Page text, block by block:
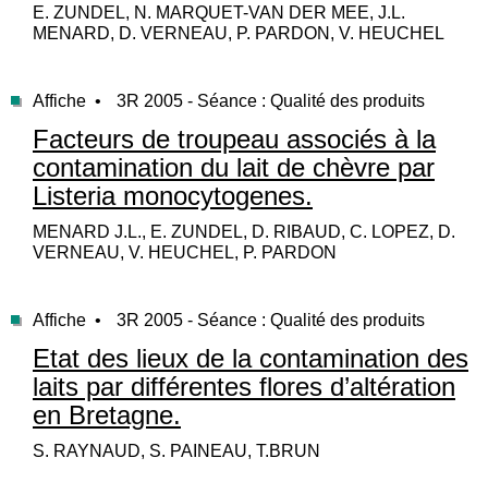
E. ZUNDEL, N. MARQUET-VAN DER MEE, J.L.
MENARD, D. VERNEAU, P. PARDON, V. HEUCHEL
Affiche • 3R 2005 - Séance : Qualité des produits
Facteurs de troupeau associés à la
contamination du lait de chèvre par
Listeria monocytogenes.
MENARD J.L., E. ZUNDEL, D. RIBAUD, C. LOPEZ, D.
VERNEAU, V. HEUCHEL, P. PARDON
Affiche • 3R 2005 - Séance : Qualité des produits
Etat des lieux de la contamination des
laits par différentes flores d’altération
en Bretagne.
S. RAYNAUD, S. PAINEAU, T.BRUN